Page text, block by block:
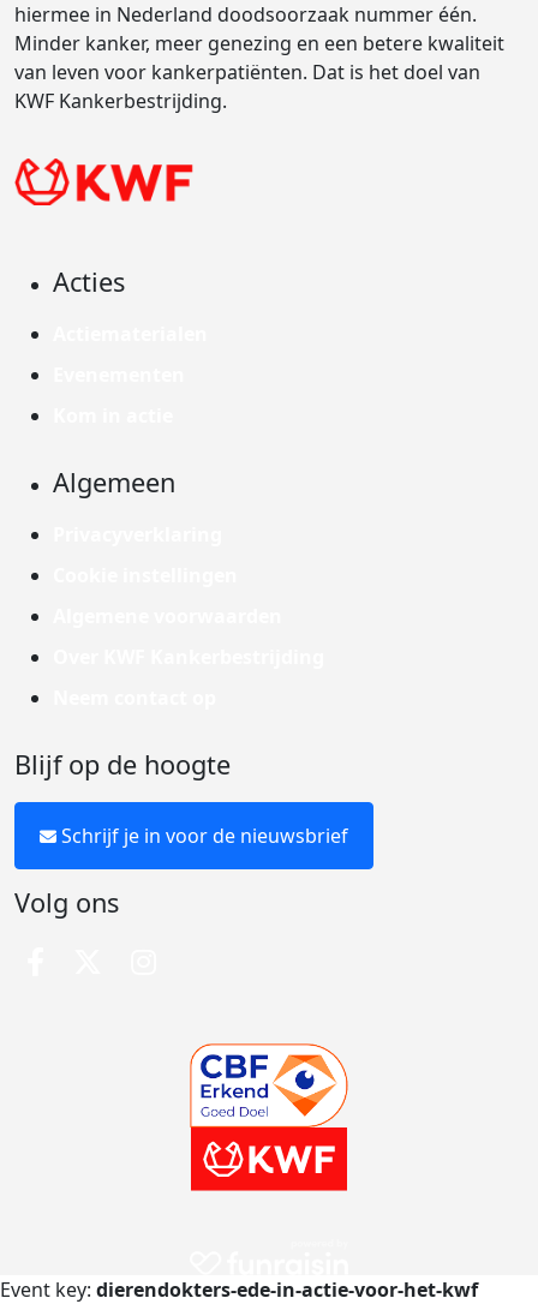
hiermee in Nederland doodsoorzaak nummer één.
Minder kanker, meer genezing en een betere kwaliteit
van leven voor kankerpatiënten. Dat is het doel van
KWF Kankerbestrijding.
Acties
Algemeen
Blijf op de hoogte
Schrijf je in voor de nieuwsbrief
Volg ons
Event key: dierendokters-ede-in-actie-voor-het-kwf